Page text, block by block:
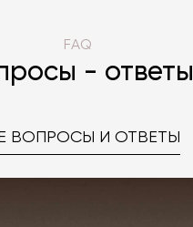
FAQ
- ответы
ВОПРОСЫ И ОТВЕТЫ